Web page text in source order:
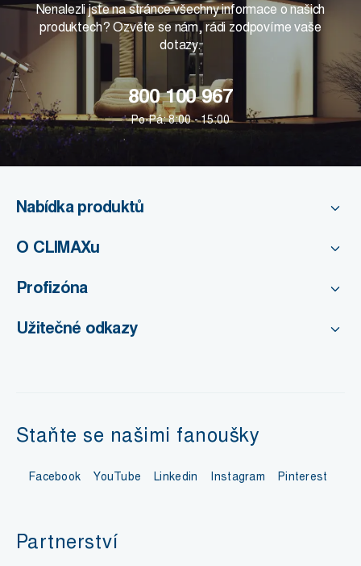
Nenalezli jste na stránce všechny informace o našich
produktech? Ozvěte se nám, rádi zodpovíme vaše
dotazy.
800 100 967
Po-Pá: 8:00 - 15:00
Nabídka produktů
O CLIMAXu
Profizóna
Užitečné odkazy
Staňte se našimi fanoušky
Facebook YouTube Linkedin Instagram Pinterest
Partnerství